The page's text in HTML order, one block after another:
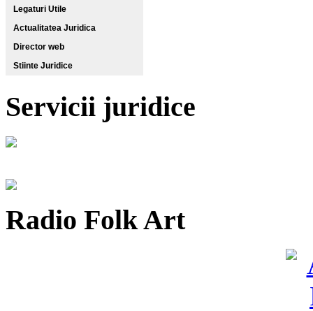
Legaturi Utile
Actualitatea Juridica
Director web
Stiinte Juridice
Servicii juridice
Radio Folk Art